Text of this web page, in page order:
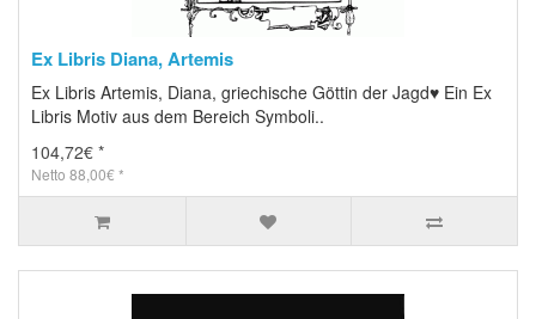
Ex Libris Diana, Artemis
Ex Libris Artemis, Diana, griechische Göttin der Jagd♥ Ein Ex
Libris Motiv aus dem Bereich Symboli..
104,72€ *
Netto 88,00€ *